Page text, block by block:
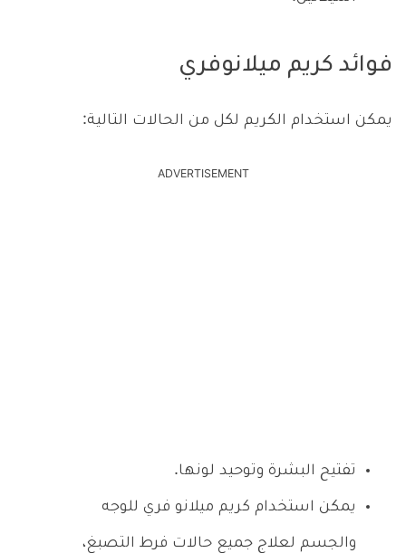
فوائد كريم ميلانوفري
يمكن استخدام الكريم لكل من الحالات التالية:
ADVERTISEMENT
تفتيح البشرة وتوحيد لونها.
يمكن استخدام كريم ميلانو فري للوجه
والجسم لعلاج جميع حالات فرط التصبغ،